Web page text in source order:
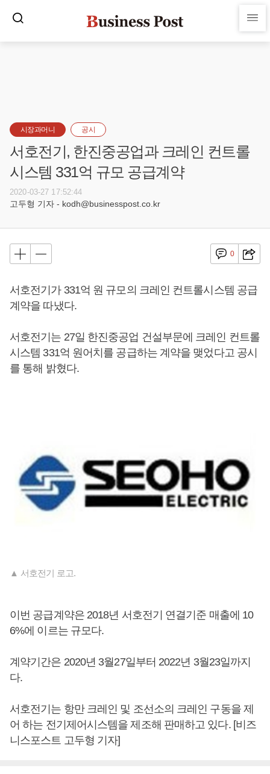
시장과머니 공시
서호전기, 한진중공업과 크레인 컨트롤
시스템 331억 규모 공급계약
2020-03-27 17:52:44
고두형 기자 - kodh@businesspost.co.kr
0
서호전기가 331억 원 규모의 크레인 컨트롤시스템 공급
계약을 따냈다.
서호전기는 27일 한진중공업 건설부문에 크레인 컨트롤
시스템 331억 원어치를 공급하는 계약을 맺었다고 공시
를 통해 밝혔다.
▲ 서호전기 로고.
이번 공급계약은 2018년 서호전기 연결기준 매출에 10
6%에 이르는 규모다.
계약기간은 2020년 3월27일부터 2022년 3월23일까지
다.
서호전기는 항만 크레인 및 조선소의 크레인 구동을 제
어 하는 전기제어시스템을 제조해 판매하고 있다. [비즈
니스포스트 고두형 기자]